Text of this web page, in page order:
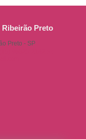
Ribeirão Preto
Preto - SP